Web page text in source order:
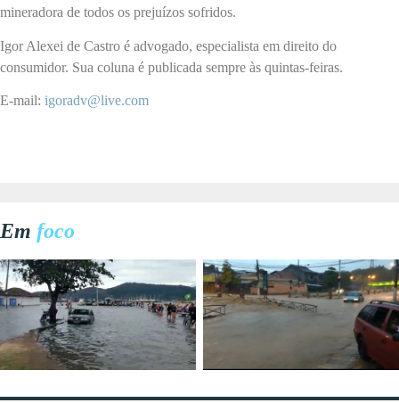
mineradora de todos os prejuízos sofridos.
Igor Alexei de Castro é advogado, especialista em direito do
consumidor. Sua coluna é publicada sempre às quintas-feiras.
E-mail: igoradv@live.com
Em foco